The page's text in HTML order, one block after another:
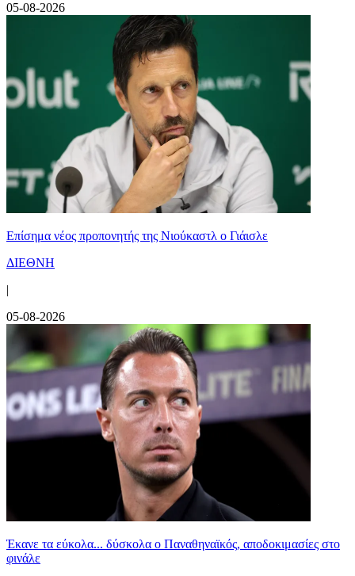
05-08-2026
Επίσημα νέος προπονητής της Νιούκαστλ ο Γιάισλε
ΔΙΕΘΝΗ
|
05-08-2026
Έκανε τα εύκολα... δύσκολα ο Παναθηναϊκός, αποδοκιμασίες στο
φινάλε